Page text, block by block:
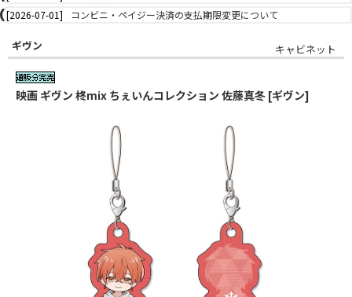
[2026-07-01]
コンビニ・ペイジー決済の支払期限変更について
ギヴン キャビネット
映画 ギヴン 柊mix ちぇいんコレクション 佐藤真冬 [ギヴン]